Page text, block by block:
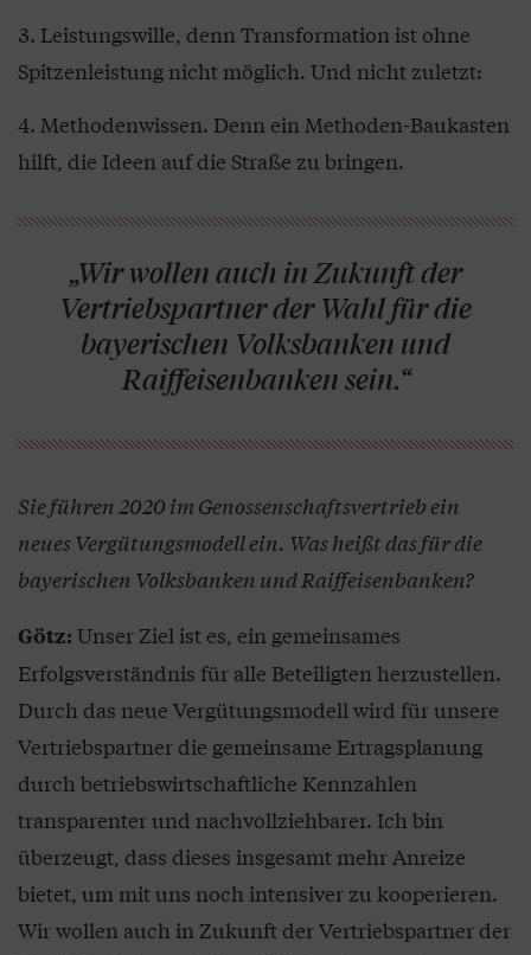
Leistungswille, denn Transformation ist ohne
Spitzenleistung nicht möglich. Und nicht zuletzt:
Methodenwissen. Denn ein Methoden-Baukasten
hilft, die Ideen auf die Straße zu bringen.
„Wir wollen auch in Zukunft der
Vertriebspartner der Wahl für die
bayerischen Volksbanken und
Raiffeisenbanken sein.“
Sie führen 2020 im Genossenschaftsvertrieb ein
neues Vergütungsmodell ein. Was heißt das für die
bayerischen Volksbanken und Raiffeisenbanken?
Götz: Unser Ziel ist es, ein gemeinsames
Erfolgsverständnis für alle Beteiligten herzustellen.
Durch das neue Vergütungsmodell wird für unsere
Vertriebspartner die gemeinsame Ertragsplanung
durch betriebswirtschaftliche Kennzahlen
transparenter und nachvollziehbarer. Ich bin
überzeugt, dass dieses insgesamt mehr Anreize
bietet, um mit uns noch intensiver zu kooperieren.
Wir wollen auch in Zukunft der Vertriebspartner der